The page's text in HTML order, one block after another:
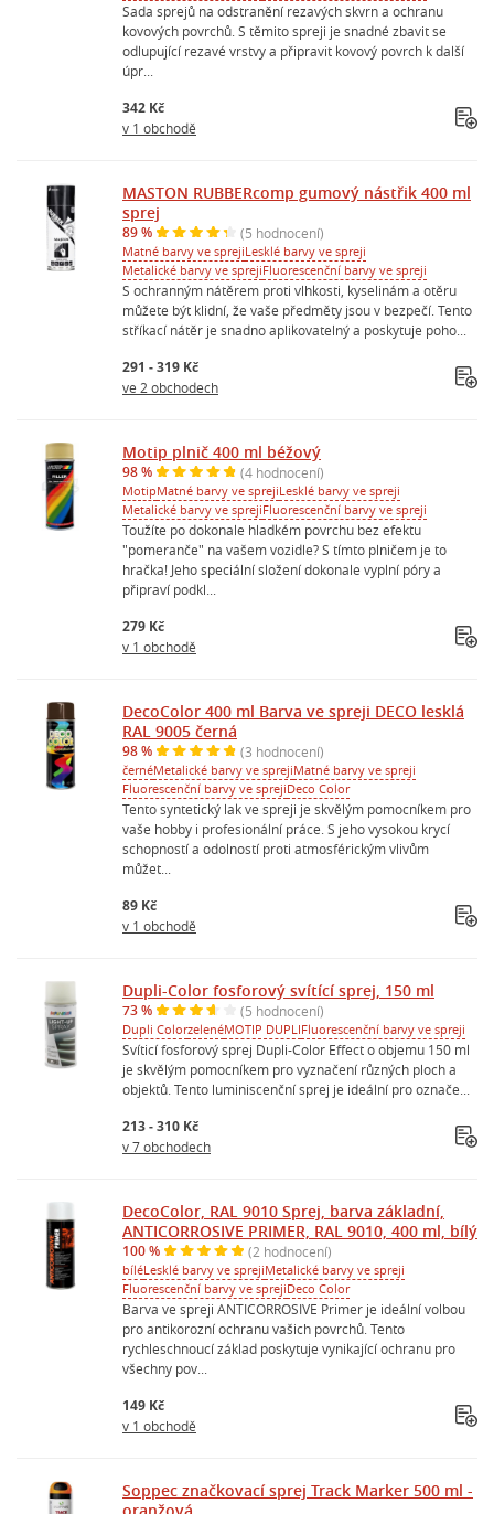
Sada sprejů na odstranění rezavých skvrn a ochranu
kovových povrchů. S těmito spreji je snadné zbavit se
odlupující rezavé vrstvy a připravit kovový povrch k další
úpr...
342 Kč
v 1 obchodě
MASTON RUBBERcomp gumový nástřik 400 ml
sprej
89 % (5 hodnocení)
Matné barvy ve sprejiLesklé barvy ve spreji
Metalické barvy ve sprejiFluorescenční barvy ve spreji
S ochranným nátěrem proti vlhkosti, kyselinám a otěru
můžete být klidní, že vaše předměty jsou v bezpečí. Tento
stříkací nátěr je snadno aplikovatelný a poskytuje poho...
291 - 319 Kč
ve 2 obchodech
Motip plnič 400 ml béžový
98 % (4 hodnocení)
MotipMatné barvy ve sprejiLesklé barvy ve spreji
Metalické barvy ve sprejiFluorescenční barvy ve spreji
Toužíte po dokonale hladkém povrchu bez efektu
"pomeranče" na vašem vozidle? S tímto plničem je to
hračka! Jeho speciální složení dokonale vyplní póry a
připraví podkl...
279 Kč
v 1 obchodě
DecoColor 400 ml Barva ve spreji DECO lesklá
RAL 9005 černá
98 % (3 hodnocení)
černéMetalické barvy ve sprejiMatné barvy ve spreji
Fluorescenční barvy ve sprejiDeco Color
Tento syntetický lak ve spreji je skvělým pomocníkem pro
vaše hobby i profesionální práce. S jeho vysokou krycí
schopností a odolností proti atmosférickým vlivům
můžet...
89 Kč
v 1 obchodě
Dupli-Color fosforový svítící sprej, 150 ml
73 % (5 hodnocení)
Dupli ColorzelenéMOTIP DUPLIFluorescenční barvy ve spreji
Svíticí fosforový sprej Dupli-Color Effect o objemu 150 ml
je skvělým pomocníkem pro vyznačení různých ploch a
objektů. Tento luminiscenční sprej je ideální pro označe...
213 - 310 Kč
v 7 obchodech
DecoColor, RAL 9010 Sprej, barva základní,
ANTICORROSIVE PRIMER, RAL 9010, 400 ml, bílý
100 % (2 hodnocení)
bíléLesklé barvy ve sprejiMetalické barvy ve spreji
Fluorescenční barvy ve sprejiDeco Color
Barva ve spreji ANTICORROSIVE Primer je ideální volbou
pro antikorozní ochranu vašich povrchů. Tento
rychleschnoucí základ poskytuje vynikající ochranu pro
všechny pov...
149 Kč
v 1 obchodě
Soppec značkovací sprej Track Marker 500 ml -
oranžová